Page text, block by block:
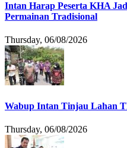
Intan Harap Peserta KHA
Permainan Tradisional
Thursday, 06/08/2026
Wabup Intan Tinjau Lahan
Thursday, 06/08/2026